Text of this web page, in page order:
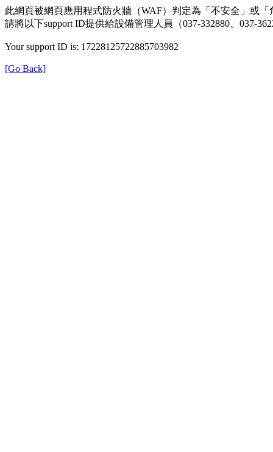
此網頁被網頁應用程式防火牆（WAF）判定為「不安全」或「
請將以下support ID提供給設備管理人員（037-332880、037-
Your support ID is: 17228125722885703982
[Go Back]